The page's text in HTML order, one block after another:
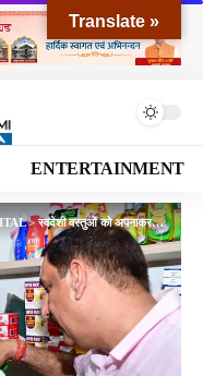
ENTERTAINMENT
>स्वदेशी वस्तुओं को अपनाकर स्थानीय उद्योगों को करें मजबूत: मुख्यमंत्री
Translate »